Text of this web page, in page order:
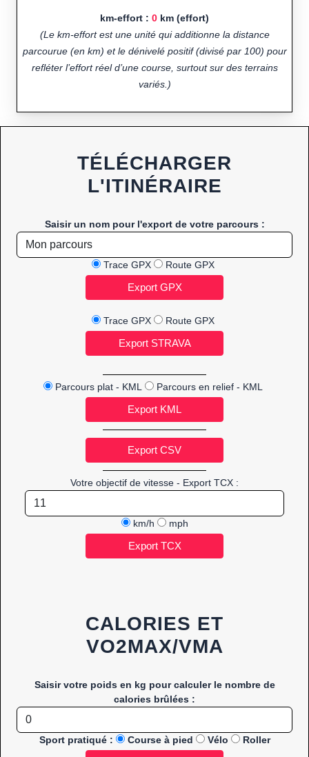
km-effort : 0 km (effort)
(Le km-effort est une unité qui additionne la distance
parcourue (en km) et le dénivelé positif (divisé par 100) pour
refléter l’effort réel d’une course, surtout sur des terrains
variés.)
TÉLÉCHARGER
L'ITINÉRAIRE
Saisir un nom pour l'export de votre parcours :
Trace GPX Route GPX
Trace GPX Route GPX
Parcours plat - KML Parcours en relief - KML
Votre objectif de vitesse - Export TCX :
km/h mph
CALORIES ET
VO2MAX/VMA
Saisir votre poids en kg pour calculer le nombre de
calories brûlées :
Sport pratiqué : Course à pied Vélo Roller